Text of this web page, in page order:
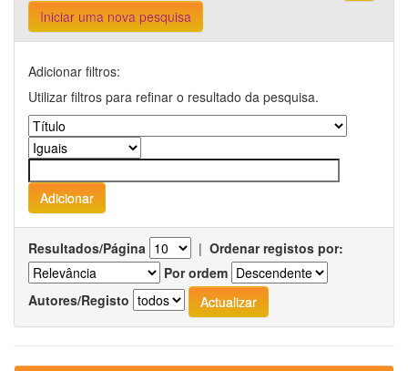
Iniciar uma nova pesquisa
Adicionar filtros:
Utilizar filtros para refinar o resultado da pesquisa.
Resultados/Página | Ordenar registos por:
Por ordem
Autores/Registo